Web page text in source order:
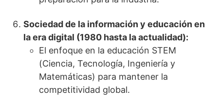
Sociedad de la información y educación en
la era digital (1980 hasta la actualidad):
El enfoque en la educación STEM
(Ciencia, Tecnología, Ingeniería y
Matemáticas) para mantener la
competitividad global.